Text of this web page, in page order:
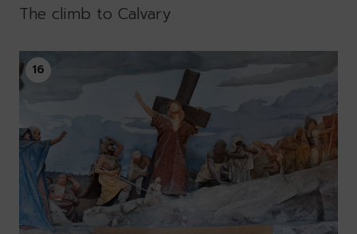
The climb to Calvary
16